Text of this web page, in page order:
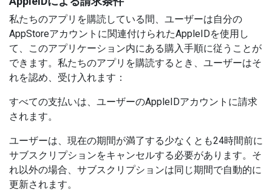
私たちのアプリを購読している間、ユーザーは自分の
AppStoreアカウントに関連付けられたAppleIDを使用し
て、このアプリケーション内にある購入手順に従うことが
できます。私たちのアプリを購読するとき、ユーザーはそ
れを認め、受け入れます：
すべての支払いは、ユーザーのAppleIDアカウントに請求
されます。
ユーザーは、現在の期間が満了する少なくとも24時間前に
サブスクリプションをキャンセルする必要があります。そ
れ以外の場合、サブスクリプションは同じ期間で自動的に
更新されます。